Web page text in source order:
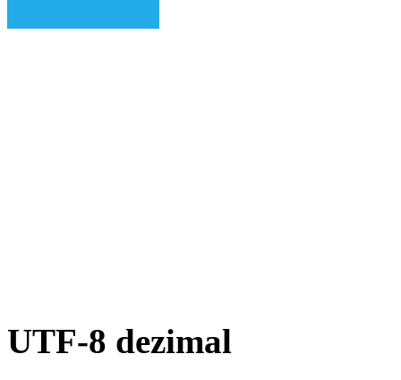
UTF-8 dezimal